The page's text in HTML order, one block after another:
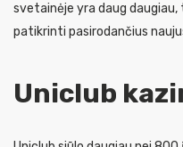
svetainėje yra daug
patikrinti pasirodančius
Uniclub